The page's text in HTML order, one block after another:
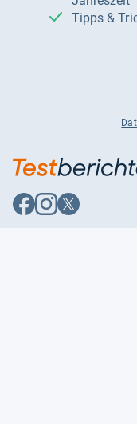
Tipps &
Auf
Facebook
Auf
Instagram
Auf
X